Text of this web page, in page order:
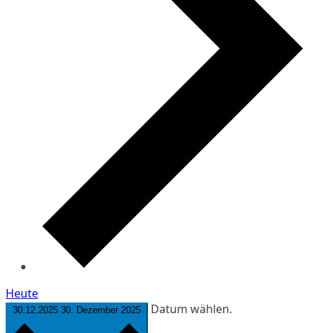
Heute
30.12.2025 30. Dezember 2025 Datum wählen.